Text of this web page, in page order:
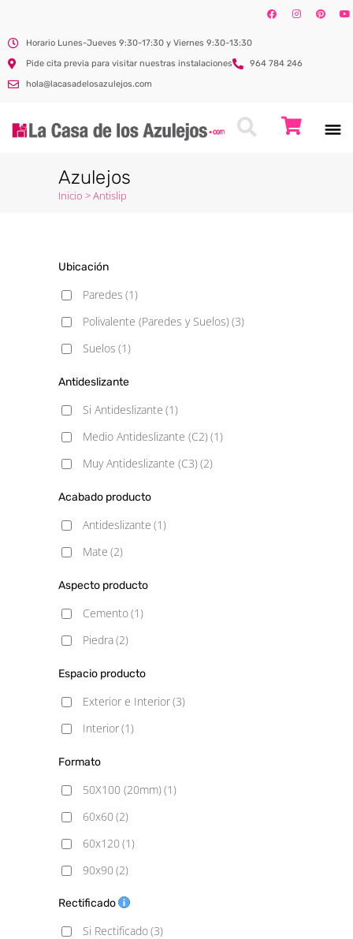
Horario Lunes-Jueves 9:30-17:30 y Viernes 9:30-13:30
Pide cita previa para visitar nuestras instalaciones
964 784 246
hola@lacasadelosazulejos.com
Azulejos
Inicio >Antislip
Ubicación
Paredes (1)
Polivalente (Paredes y Suelos)(3)
Suelos (1)
Antideslizante
Si Antideslizante (1)
Medio Antideslizante (C2)(1)
Muy Antideslizante (C3)(2)
Acabado producto
Antideslizante (1)
Mate (2)
Aspecto producto
Cemento(1)
Piedra(2)
Espacio producto
Exterior e Interior(3)
Interior(1)
Formato
50X100 (20mm)(1)
60x60 (2)
60x120 (1)
90x90 (2)
100x100(1)
100x100 (20mm)
Rectificado
Si Rectificado(3)